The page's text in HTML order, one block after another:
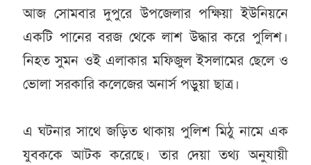
আজ সোমবার দুপুরে উপজেলার পক্ষিয়া ইউনিয়নে
একটি পানের বরজ থেকে লাশ উদ্ধার করে পুলিশ।
নিহত সুমন ওই এলাকার মফিজুল ইসলামের ছেলে ও
ভোলা সরকারি কলেজের অনার্স পড়ুয়া ছাত্র।
এ ঘটনার সাথে জড়িত থাকায় পুলিশ মিঠু নামে এক
যুবককে আটক করেছে। তার দেয়া তথ্য অনুযায়ী